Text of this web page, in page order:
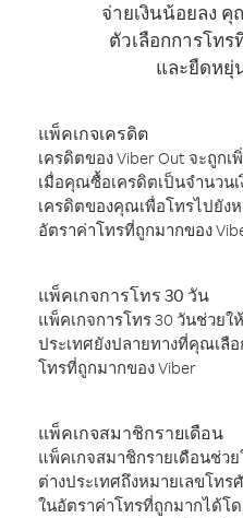
จ่ายเงินน้อยลง
ตัวเลือกการโท
และยืดหยุ่
แพ็คเกจเครดิต
เครดิตของ Viber Out จะถูก
เมื่อคุณซื้อเครดิตเป็นจำนวน
เครดิตของคุณเพื่อโทรไปยัง
อัตราค่าโทรที่ถูกมากของ
แพ็คเกจการโทร 30 วัน
แพ็คเกจการโทร 30 วันช่วย
ประเทศยังปลายทางที่คุณเลื
โทรที่ถูกมากของ Viber
แพ็คเกจสมาชิกรายเดือน
แพ็คเกจสมาชิกรายเดือนช่ว
ต่างประเทศถึงหมายเลขโท
ในอัตราค่าโทรที่ถูกมากได้โ